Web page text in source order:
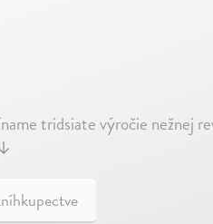
tridsiate výročie nežnej